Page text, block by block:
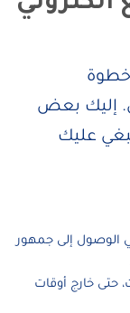
خطوة
إليك بعض
عليك
الوصول إلى جمهور
حتى خارج أوقات